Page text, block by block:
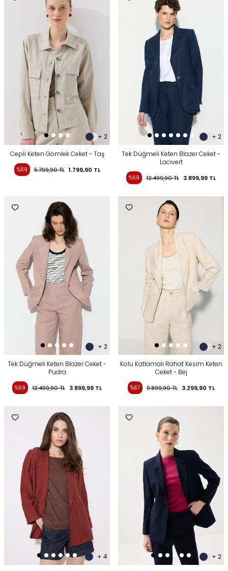
+ 2
Cepli Keten Gömlek Ceket - Taş
%69 5.799,90TL 1.799,90 TL
+ 2
Tek Düğmeli Keten Blazer Ceket -
Lacivert
%69 12.499,90TL 3.899,99 TL
+ 2
Tek Düğmeli Keten Blazer Ceket -
Pudra
%69 12.499,90TL 3.899,99 TL
+ 2
Kolu Katlamalı Rahat Kesim Keten
Ceket - Bej
%67 9.899,90TL 3.299,90 TL
+ 4
+ 2